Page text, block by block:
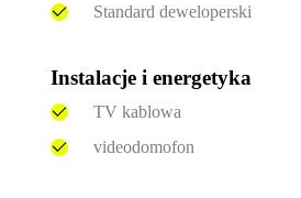
Standard deweloperski
Instalacje i energetyka
TV kablowa
videodomofon